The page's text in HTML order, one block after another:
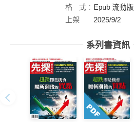
格
式： Epub 流動版
上架
2025/9/2
系列書資訊